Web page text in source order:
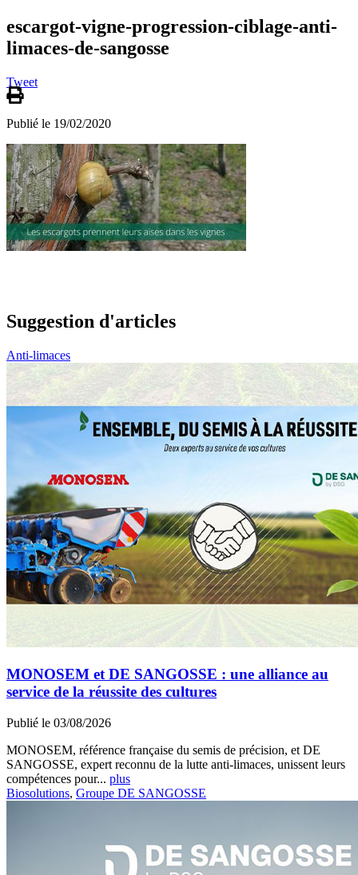
escargot-vigne-progression-ciblage-anti-
limaces-de-sangosse
Tweet
Publié le 19/02/2020
Suggestion d'articles
Anti-limaces
MONOSEM et DE SANGOSSE : une alliance au
service de la réussite des cultures
Publié le 03/08/2026
MONOSEM, référence française du semis de précision, et DE
SANGOSSE, expert reconnu de la lutte anti-limaces, unissent leurs
compétences pour... plus
Biosolutions, Groupe DE SANGOSSE